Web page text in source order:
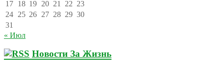
17 18 19 20 21 22 23
24 25 26 27 28 29 30
31
« Июл
Новости За Жизнь